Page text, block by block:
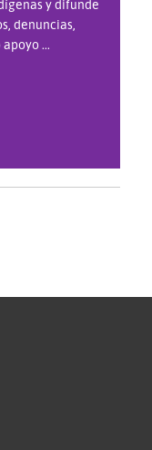
y difunde
denuncias,
...